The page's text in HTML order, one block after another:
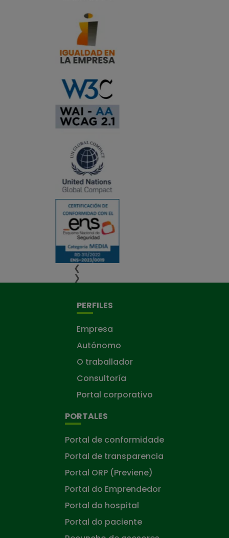
❮
❯
PERFILES
Empresa
Autónomo
O traballador
Consultoría
Portal corporativo
PORTALES
Portal de conformidade
Portal de transparencia
Portal ORP (Previene)
Portal do Emprendedor
Portal do hospital
Portal do paciente